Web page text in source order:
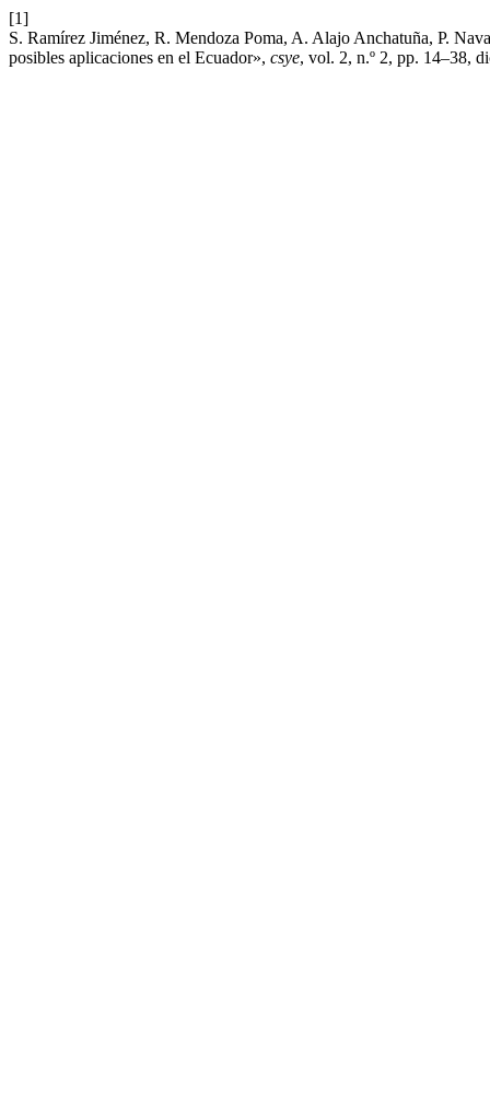
[1]
S. Ramírez Jiménez, R. Mendoza Poma, A. Alajo Anchatuña, P.
posibles aplicaciones en el Ecuador», csye, vol. 2, n.º 2, pp. 14–38,